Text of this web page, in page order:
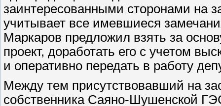
заинтересованными сторонами на
учитывает все имевшиеся
Маркаров предложил взять за
проект, доработать его с учетом
и оперативно передать в работу
Между тем присутствовавший на
собственника Саяно-Шушенской